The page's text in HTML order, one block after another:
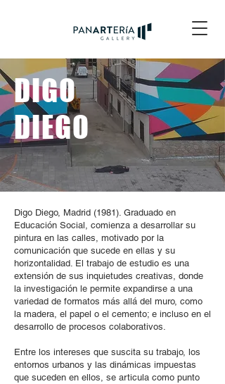
DIGO
DIEGO
Digo Diego, Madrid (1981). Graduado en
Educación Social, comienza a desarrollar su
pintura en las calles, motivado por la
comunicación que sucede en ellas y su
horizontalidad. El trabajo de estudio es una
extensión de sus inquietudes creativas, donde
la investigación le permite expandirse a una
variedad de formatos más allá del muro, como
la madera, el papel o el cemento; e incluso en el
desarrollo de procesos colaborativos.
Entre los intereses que suscita su trabajo, los
entornos urbanos y las dinámicas impuestas
que suceden en ellos, se articula como punto